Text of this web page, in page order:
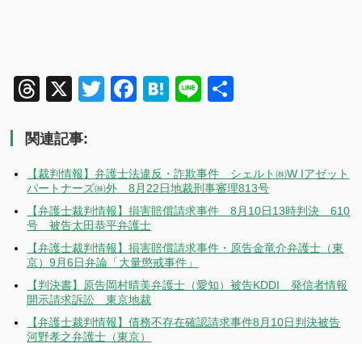
Threads
X Twitter
Facebook
Hatena
Line
関連記事:
【裁判情報】弁護士法違反・詐欺事件 シェルト㈱W Iアゼット
パートナーズ㈱外 8月22日地裁刑事審理813号
【弁護士裁判情報】損害賠償請求事件 8月10日13時判決 610
号 被告太田恭平弁護士
【弁護士裁判情報】損害賠償請求事件・原告金竜介弁護士（東
京）9月6日弁論「大量懲戒事件」
【判決書】原告岡村晴美弁護士（愛知）被告KDDI 発信者情報
開示請求訴訟 東京地裁
【弁護士裁判情報】債務不存在確認請求事件8月10日判決被告
河野孝之弁護士（東京）